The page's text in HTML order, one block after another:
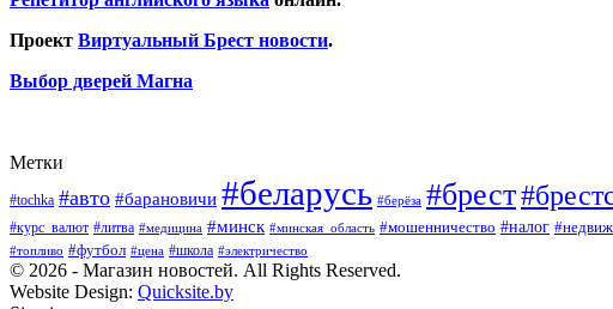
Проект Виртуальный Брест новости.
Выбор дверей Магна
Метки
#tochka #авто #барановичи #беларусь #берёза #брест
#курс_валют #литва #медицина #минск #минская_область #мошенничество #налог
#топливо #футбол #цена #школа #электричество
© 2026 - Магазин новостей. All Rights Reserved.
Website Design: Quicksite.by